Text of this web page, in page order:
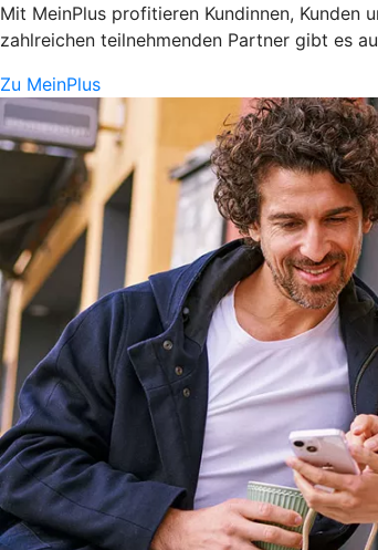
Mit MeinPlus profitieren Kundinnen, Kunden
zahlreichen teilnehmenden Partner gibt es
Zu MeinPlus